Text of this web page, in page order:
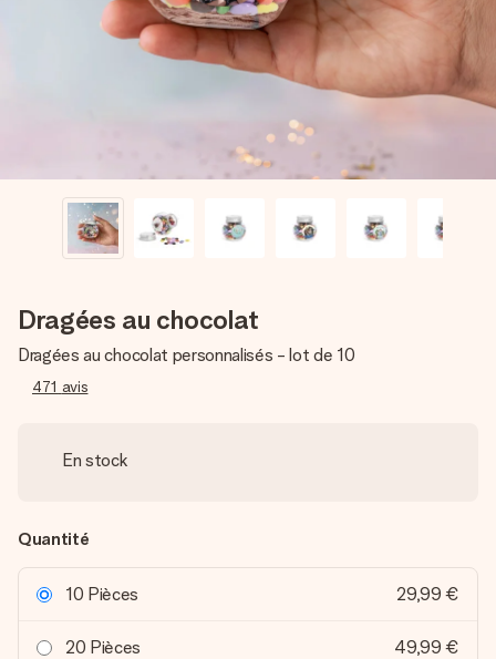
Créez quelque chose d’unique en quelques étapes – avec
son prénom, votre photo ou un message qui touche le cœur.
Sans complications, juste tout l’amour pour le moment idéal.
Dragées au chocolat
Dragées au chocolat personnalisés - lot de 10
471 avis
En stock
Quantité
10 Pièces 29,99 €
20 Pièces 49,99 €